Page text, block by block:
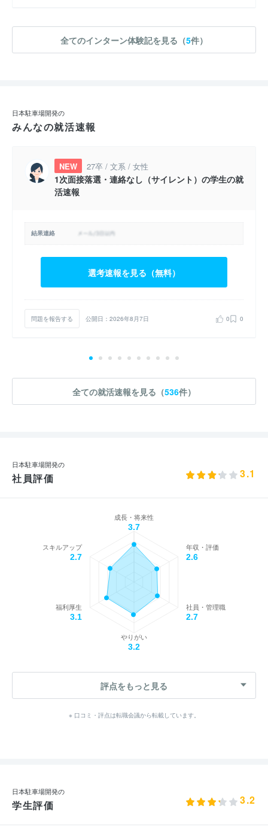
全てのインターン体験記を見る（5件）
日本駐車場開発の
みんなの就活速報
NEW 27卒 / 文系 / 女性
1次面接落選・連絡なし（サイレント）の学生の就
活速報
結果連絡
選考速報を見る（無料）
問題を報告する 公開日：2026年8月7日 0 0
全ての就活速報を見る（536件）
日本駐車場開発の
社員評価 3.1
成長・将来性
3.7
年収・評価
2.6
社員・管理職
2.7
やりがい
3.2
福利厚生
3.1
スキルアップ
2.7
評点をもっと見る
※ 口コミ・評点は転職会議から転載しています。
日本駐車場開発の
学生評価 3.2